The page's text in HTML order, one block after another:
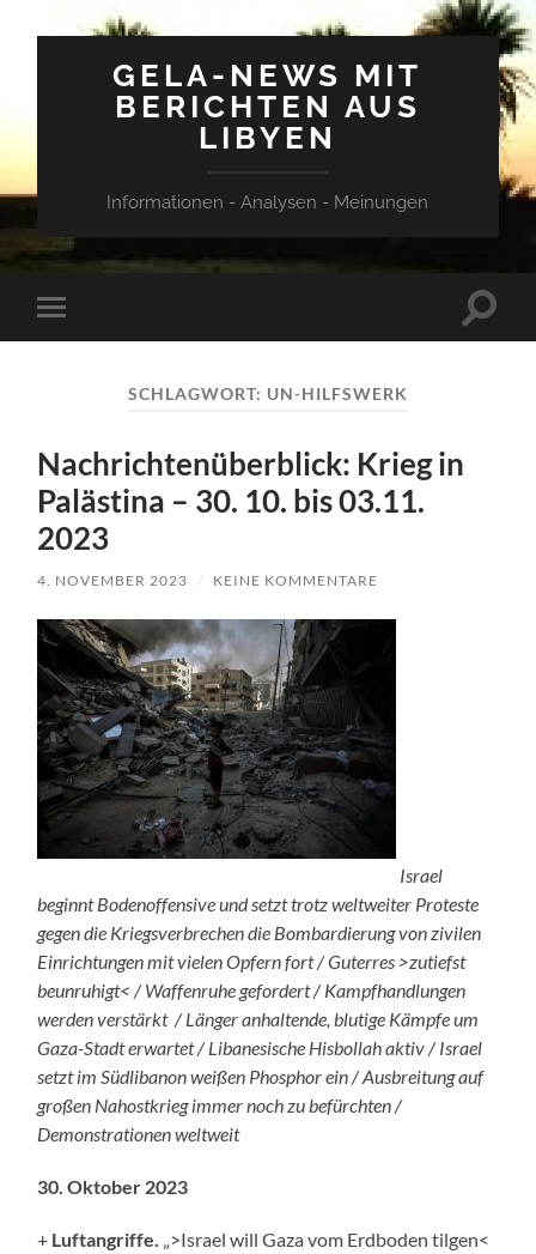
GELA-NEWS MIT
BERICHTEN AUS
LIBYEN
Informationen - Analysen - Meinungen
Mobile-
Menü
SCHLAGWORT: UN-HILFSWERK
Nachrichtenüberblick: Krieg in
Palästina – 30. 10. bis 03.11.
2023
4. NOVEMBER 2023 / KEINE KOMMENTARE
Israel
beginnt Bodenoffensive und setzt trotz weltweiter Proteste
gegen die Kriegsverbrechen die Bombardierung von zivilen
Einrichtungen mit vielen Opfern fort / Guterres >zutiefst
beunruhigt< / Waffenruhe gefordert / Kampfhandlungen
werden verstärkt / Länger anhaltende, blutige Kämpfe um
Gaza-Stadt erwartet / Libanesische Hisbollah aktiv / Israel
setzt im Südlibanon weißen Phosphor ein / Ausbreitung auf
großen Nahostkrieg immer noch zu befürchten /
Demonstrationen weltweit
30. Oktober 2023
+ Luftangriffe.
„>Israel will Gaza vom Erdboden tilgen<